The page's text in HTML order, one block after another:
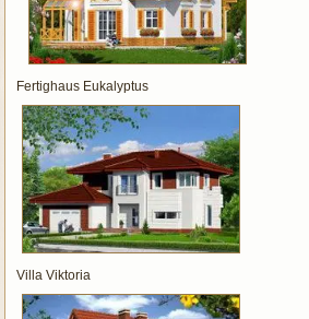
Fertighaus Eukalyptus
Villa Viktoria